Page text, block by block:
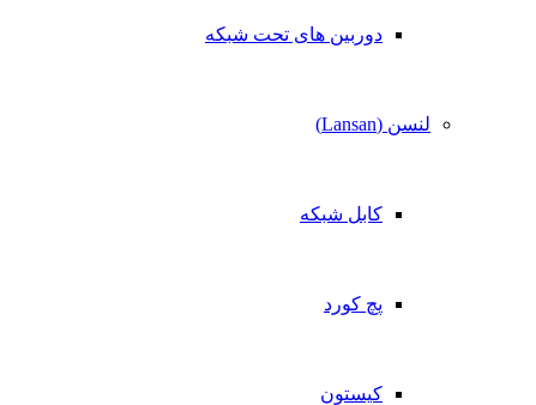
دوربین های تحت شبکه
لنسن (Lansan)
کابل شبکه
پچ کورد
کیستون